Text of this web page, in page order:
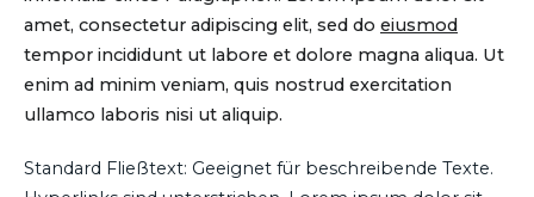
amet, consectetur adipiscing elit, sed do eiusmod
tempor incididunt ut labore et dolore magna aliqua. Ut
enim ad minim veniam, quis nostrud exercitation
ullamco laboris nisi ut aliquip.
Standard Fließtext: Geeignet für beschreibende Texte.